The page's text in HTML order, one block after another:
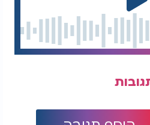
ודני שמואלי
סיפרו: "תוך כדי נסיעה
הצלה שמענו את הפיצוץ
הגענו תוך מספר שניות לזירה
וביקש להגביר את ערנות